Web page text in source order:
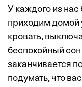
У каждого из
приходим домой
кровать,
беспокойный
заканчивается
подумать, что